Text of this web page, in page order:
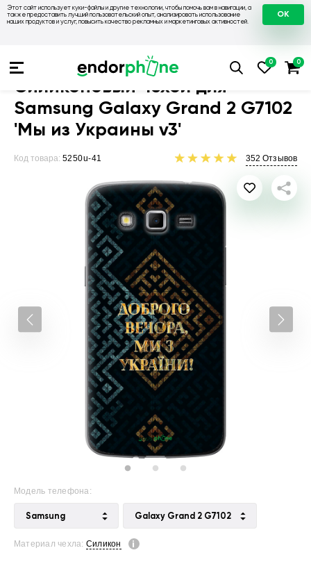
Этот сайт использует куки-файлы и другие технологии, чтобы помочь вам в навигации, а
также предоставить лучший пользовательский опыт, анализировать использование
наших продуктов и услуг, повысить качество рекламных и маркетинговых активностей.
OK
Чехлы на Samsung Чехол для
Силиконовый чехол для
Samsung Galaxy Grand 2 G7102
'Мы из Украины v3'
Код товара: 5250u-41 352 Отзывов
Модель телефона:
Samsung Galaxy Grand 2 G7102
Материал чехла: Силикон